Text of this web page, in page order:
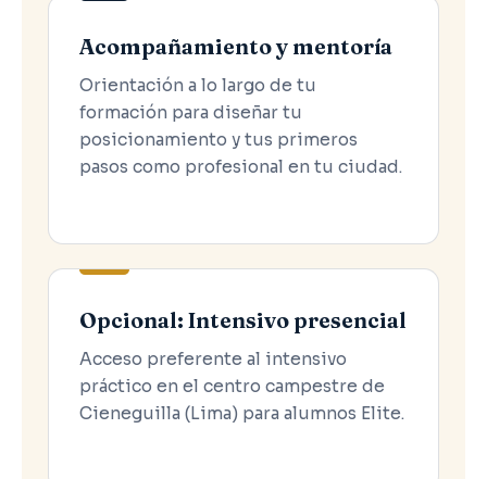
Acompañamiento y mentoría
Orientación a lo largo de tu
formación para diseñar tu
posicionamiento y tus primeros
pasos como profesional en tu ciudad.
Opcional: Intensivo presencial
Acceso preferente al intensivo
práctico en el centro campestre de
Cieneguilla (Lima) para alumnos Elite.